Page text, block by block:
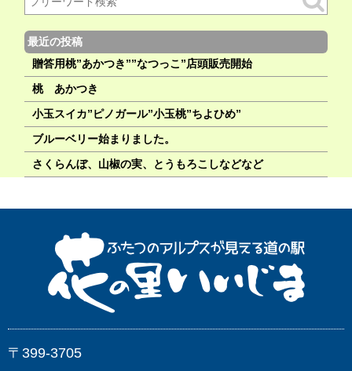
最近の投稿
贈答用桃”あかつき””なつっこ”店頭販売開始
桃 あかつき
小玉スイカ”ピノガール”小玉桃”ちよひめ”
ブルーベリー始まりました。
さくらんぼ、山椒の実、とうもろこしなどなど
〒399-3705